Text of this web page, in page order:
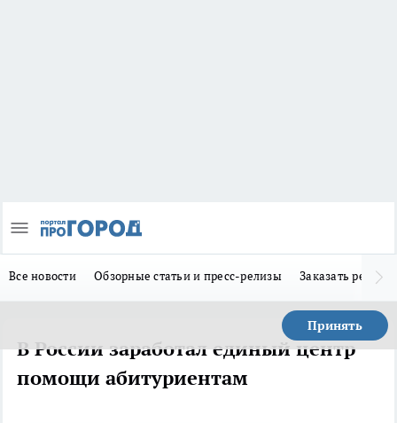
Все новости Обзорные статьи и пресс-релизы Заказать
Принять
В России заработал единый центр
помощи абитуриентам